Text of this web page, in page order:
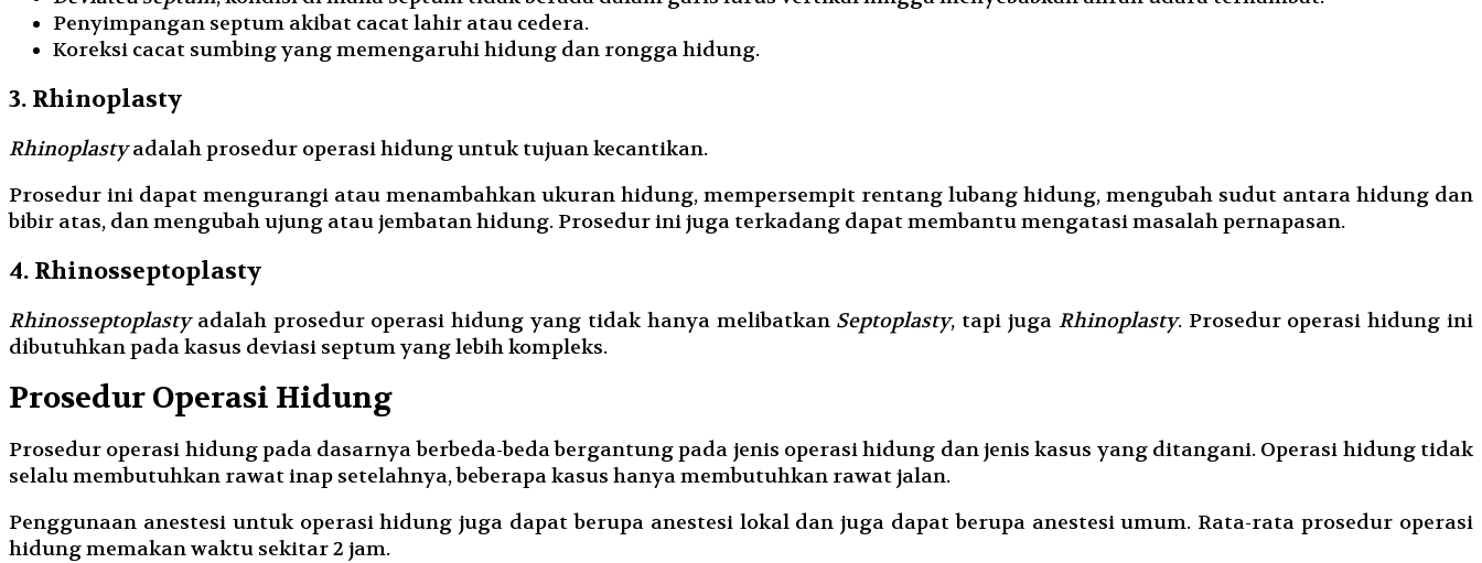
Penyimpangan septum akibat cacat lahir atau cedera.
Koreksi cacat sumbing yang memengaruhi hidung dan rongga hidung.
3. Rhinoplasty
Rhinoplastyadalah prosedur operasi hidung untuk tujuan kecantikan.
Prosedur ini dapat mengurangi atau menambahkan ukuran hidung, mempersempit rentang lubang hidung, mengubah sudut antara hidung dan
bibir atas, dan mengubah ujung atau jembatan hidung. Prosedur ini juga terkadang dapat membantu mengatasi masalah pernapasan.
4. Rhinosseptoplasty
Rhinosseptoplastyadalah prosedur operasi hidung yang tidak hanya melibatkan Septoplasty, tapi juga Rhinoplasty. Prosedur operasi hidung ini
dibutuhkan pada kasus deviasi septum yang lebih kompleks.
Prosedur Operasi Hidung
Prosedur operasi hidung pada dasarnya berbeda-beda bergantung pada jenis operasi hidung dan jenis kasus yang ditangani. Operasi hidung tidak
selalu membutuhkan rawat inap setelahnya, beberapa kasus hanya membutuhkan rawat jalan.
Penggunaan anestesi untuk operasi hidung juga dapat berupa anestesi lokal dan juga dapat berupa anestesi umum. Rata-rata prosedur operasi
hidung memakan waktu sekitar 2 jam.